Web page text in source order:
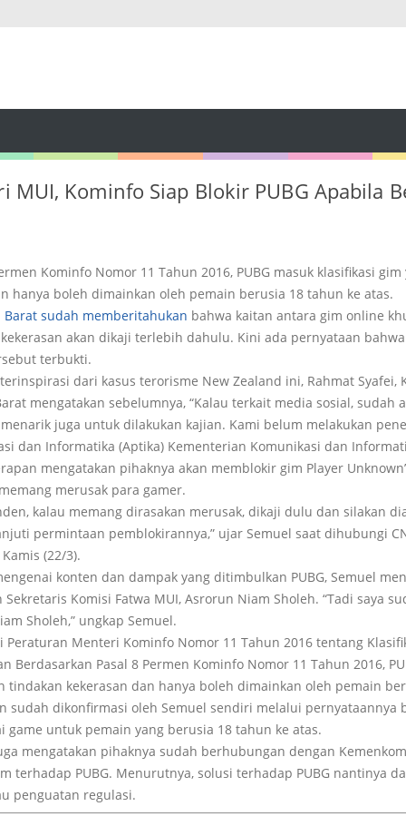
MUI, Kominfo Siap Blokir PUBG Apabila
Kominfo Nomor 11 Tahun 2016, PUBG masuk klasifikasi
hanya boleh dimainkan oleh pemain berusia 18 tahun ke atas.
Barat sudah memberitahukan bahwa kaitan antara gim online
akan dikaji terlebih dahulu. Kini ada pernyataan
terbukti.
dari kasus terorisme New Zealand ini, Rahmat Syafei,
mengatakan sebelumnya, “Kalau terkait media sosial, sudah
juga untuk dilakukan kajian. Kami belum melakukan
dan Informatika (Aptika) Kementerian Komunikasi dan
mengatakan pihaknya akan memblokir gim Player
merusak para gamer.
kalau memang dirasakan merusak, dikaji dulu dan silakan
permintaan pemblokirannya,” ujar Semuel saat dihubungi
(22/3).
konten dan dampak yang ditimbulkan PUBG, Semuel
Komisi Fatwa MUI, Asrorun Niam Sholeh. “Tadi saya
Sholeh,” ungkap Semuel.
Menteri Kominfo Nomor 11 Tahun 2016 tentang
Berdasarkan Pasal 8 Permen Kominfo Nomor 11 Tahun 2016,
tindakan kekerasan dan hanya boleh dimainkan oleh pemain
sudah dikonfirmasi oleh Semuel sendiri melalui pernyataannya
game untuk pemain yang berusia 18 tahun ke atas.
mengatakan pihaknya sudah berhubungan dengan
terhadap PUBG. Menurutnya, solusi terhadap PUBG nantinya
penguatan regulasi.